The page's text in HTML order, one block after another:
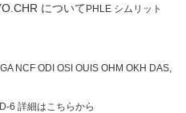
についてPHLE シムリット
NCF ODI OSI OUIS OHM OKH DAS,
6 詳細はこちらから